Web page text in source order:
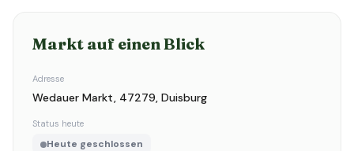
Markt auf einen Blick
Adresse
Wedauer Markt, 47279, Duisburg
Status heute
Heute geschlossen